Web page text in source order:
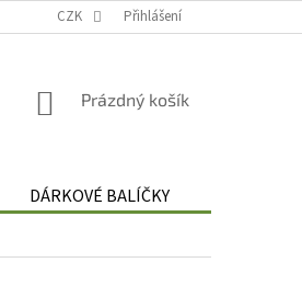
Odstoupení od smlouvy
CZK Přihlášení
NÁKUPNÍ
Prázdný košík
DÁRKOVÉ BALÍČKY